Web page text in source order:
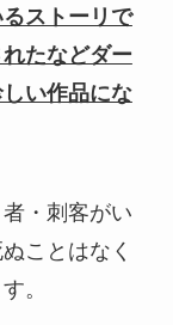
ストーリで
たなどダー
い作品にな
・刺客がい
ことはなく
。